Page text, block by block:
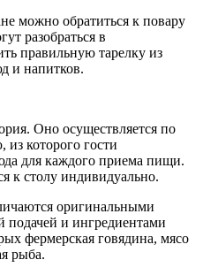
можно обратиться к повару
разобраться в
правильную тарелку из
и напитков.
Оно осуществляется по
которого гости
для каждого приема пищи.
к столу индивидуально.
оригинальными
подачей и ингредиентами
фермерская говядина, мясо
рыба.